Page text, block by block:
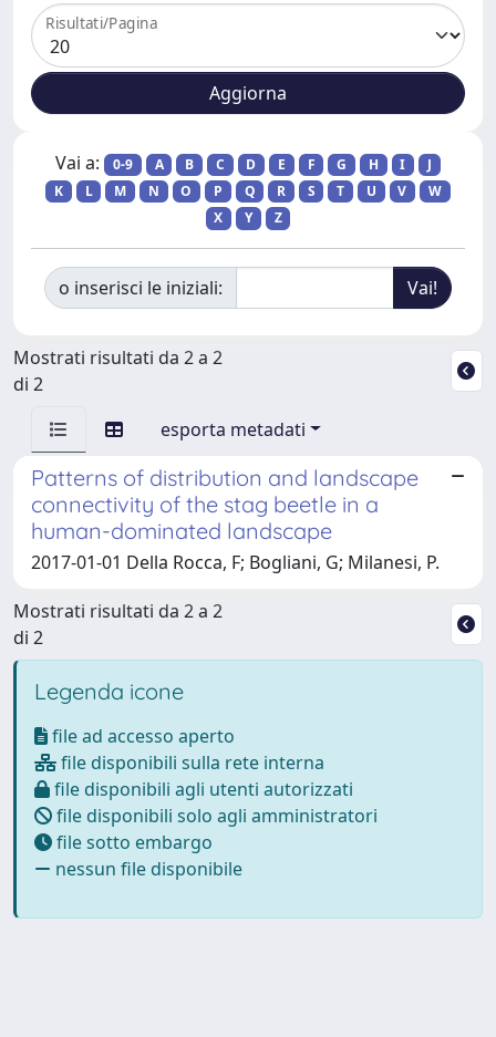
Risultati/Pagina
Vai a: 0-9 A B C D E F G H I
J
K
L M N O P Q R S T U V
W
X
Y Z
o inserisci le iniziali:
Mostrati risultati da 2 a 2
di 2
esporta metadati
Patterns of distribution and landscape
connectivity of the stag beetle in a
human-dominated landscape
2017-01-01 Della Rocca, F; Bogliani, G; Milanesi, P.
Mostrati risultati da 2 a 2
di 2
Legenda icone
file ad accesso aperto
file disponibili sulla rete interna
file disponibili agli utenti autorizzati
file disponibili solo agli amministratori
file sotto embargo
nessun file disponibile